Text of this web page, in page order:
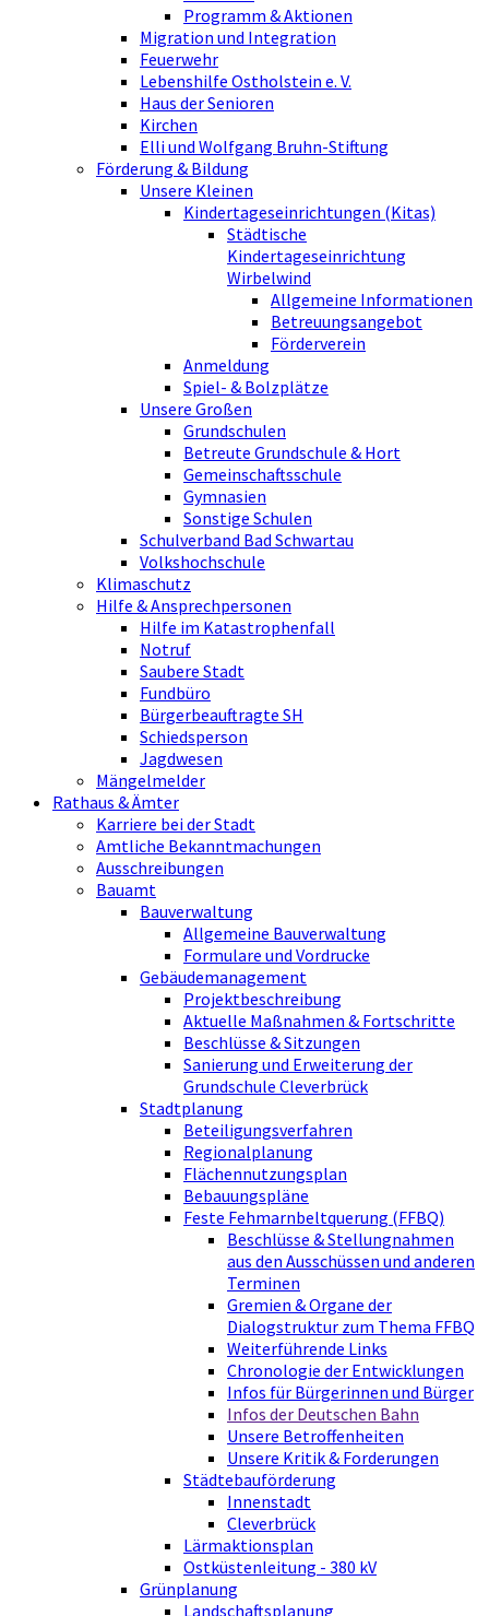
Programm & Aktionen
Migration und Integration
Feuerwehr
Lebenshilfe Ostholstein e. V.
Haus der Senioren
Kirchen
Elli und Wolfgang Bruhn-Stiftung
Förderung & Bildung
Unsere Kleinen
Kindertageseinrichtungen (Kitas)
Städtische
Kindertageseinrichtung
Wirbelwind
Allgemeine Informationen
Betreuungsangebot
Förderverein
Anmeldung
Spiel- & Bolzplätze
Unsere Großen
Grundschulen
Betreute Grundschule & Hort
Gemeinschaftsschule
Gymnasien
Sonstige Schulen
Schulverband Bad Schwartau
Volkshochschule
Klimaschutz
Hilfe & Ansprechpersonen
Hilfe im Katastrophenfall
Notruf
Saubere Stadt
Fundbüro
Bürgerbeauftragte SH
Schiedsperson
Jagdwesen
Mängelmelder
Rathaus & Ämter
Karriere bei der Stadt
Amtliche Bekanntmachungen
Ausschreibungen
Bauamt
Bauverwaltung
Allgemeine Bauverwaltung
Formulare und Vordrucke
Gebäudemanagement
Projektbeschreibung
Aktuelle Maßnahmen & Fortschritte
Beschlüsse & Sitzungen
Sanierung und Erweiterung der
Grundschule Cleverbrück
Stadtplanung
Beteiligungsverfahren
Regionalplanung
Flächennutzungsplan
Bebauungspläne
Feste Fehmarnbeltquerung (FFBQ)
Beschlüsse & Stellungnahmen
aus den Ausschüssen und anderen
Terminen
Gremien & Organe der
Dialogstruktur zum Thema FFBQ
Weiterführende Links
Chronologie der Entwicklungen
Infos für Bürgerinnen und Bürger
Infos der Deutschen Bahn
Unsere Betroffenheiten
Unsere Kritik & Forderungen
Städtebauförderung
Innenstadt
Cleverbrück
Lärmaktionsplan
Ostküstenleitung - 380 kV
Grünplanung
Landschaftsplanung